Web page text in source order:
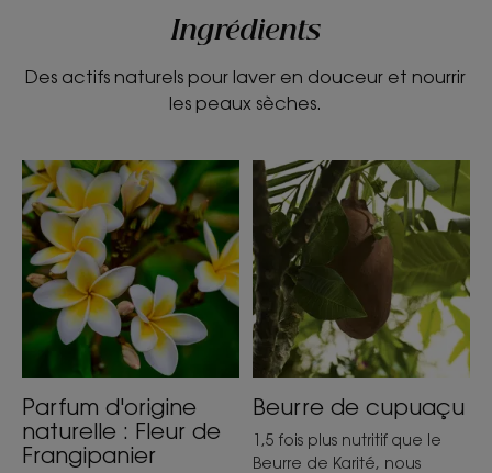
Ingrédients
Des actifs naturels pour laver en douceur et nourrir
les peaux sèches.
Parfum d'origine
naturelle : Fleur de
Frangipanier
Beurre de cupuaçu
1,5 fois plus nutritif que le
Beurre de Karité, nous